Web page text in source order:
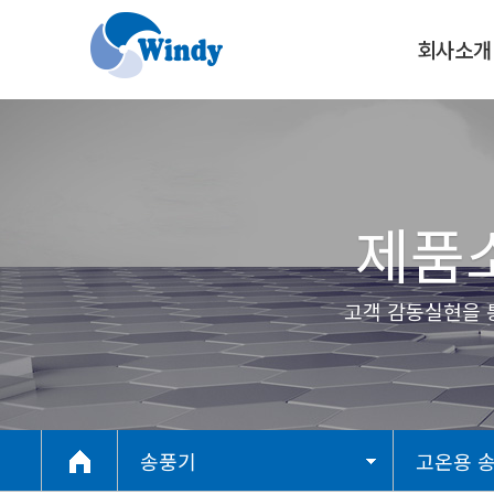
회사소개
제품
고객 감동실현을 통해 최
송풍기 고온용